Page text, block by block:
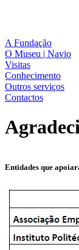
A Fundação
O Museu | Navio
Visitas
Conhecimento
Outros serviços
Contactos
Entidades que